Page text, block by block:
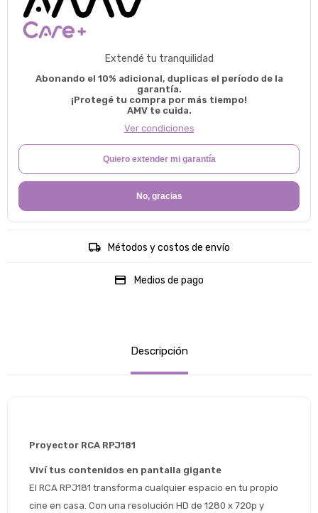
Extendé tu tranquilidad
Abonando el 10% adicional, duplicas el período de la
garantía.
¡Protegé tu compra por más tiempo!
AMV te cuida.
Ver condiciones
Quiero extender mi garantía
No, gracias
Métodos y costos de envío
Medios de pago
Descripción
Proyector RCA RPJ181
Viví tus contenidos en pantalla gigante
El RCA RPJ181 transforma cualquier espacio en tu propio
cine en casa. Con una resolución HD de 1280 x 720p y